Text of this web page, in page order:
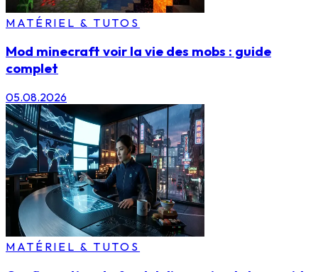
MATÉRIEL & TUTOS
Mod minecraft voir la vie des mobs : guide
complet
05.08.2026
MATÉRIEL & TUTOS